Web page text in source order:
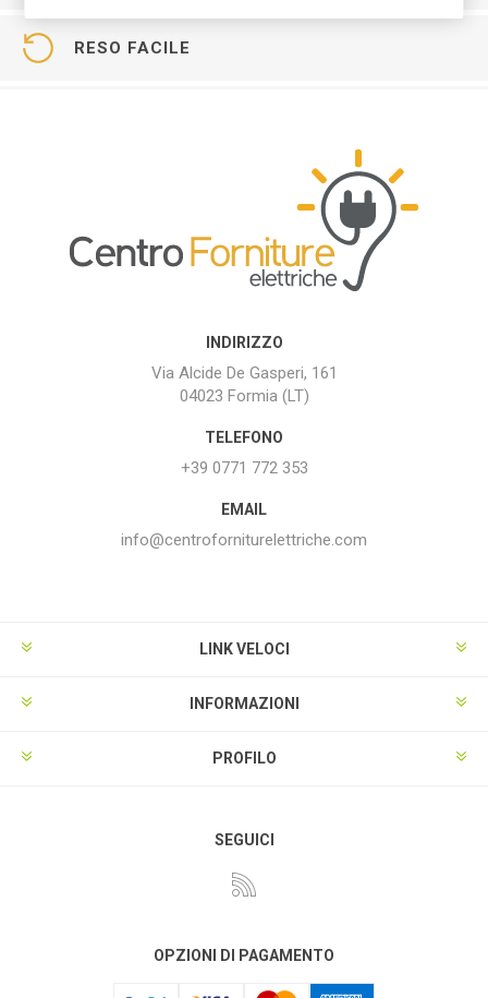
RESO FACILE
INDIRIZZO
Via Alcide De Gasperi, 161
04023 Formia (LT)
TELEFONO
+39 0771 772 353
EMAIL
info@centroforniturelettriche.com
LINK VELOCI
INFORMAZIONI
PROFILO
SEGUICI
OPZIONI DI PAGAMENTO